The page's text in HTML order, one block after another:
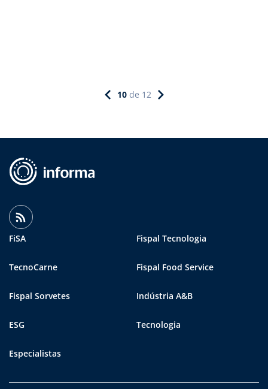
10 de 12
FiSA Fispal Tecnologia
TecnoCarne Fispal Food Service
Fispal Sorvetes Indústria A&B
ESG Tecnologia
Especialistas